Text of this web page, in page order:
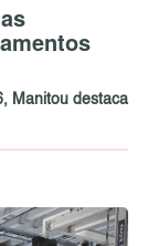
Manitou destaca